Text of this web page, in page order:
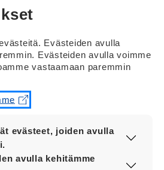
miksi hän ei
jumalanpalvelusta?
jutella asiasta tyttöystäväsi
ajattelet asiasta. Kysy,
ajattelee asiasta.
Evästeiden avulla
Evästeiden avulla voimme
vastaamaan paremmin
evästeet, joiden avulla
aina käytössä, jotta
avulla kehitämme